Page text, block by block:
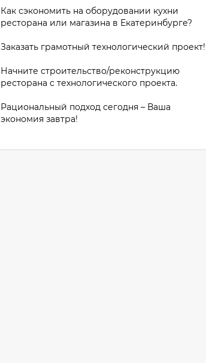
Как сэкономить на оборудовании кухни
ресторана или магазина в Екатеринбурге?
Заказать грамотный технологический проект!
Начните строительство/реконструкцию
ресторана с технологического проекта.
Рациональный подход сегодня – Ваша
экономия завтра!